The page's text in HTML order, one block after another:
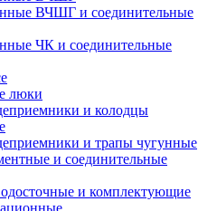
ВЧШГ и соединительные
ЧК и соединительные
люки
и колодцы
и трапы чугунные
и соединительные
и комплектующие